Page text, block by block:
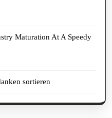
Maturation At A Speedy
sortieren